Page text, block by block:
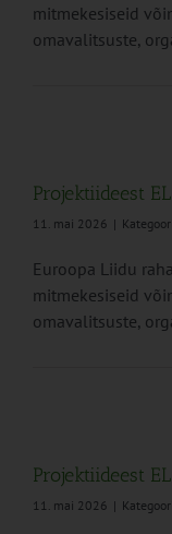
mitmekesiseid
omavalitsuste,
Projektiideest
11. mai 2026 |
Euroopa Liidu
mitmekesiseid
omavalitsuste,
Projektiideest
11. mai 2026 |